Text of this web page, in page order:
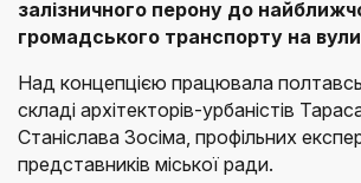
залізничного перону до
громадського транспорту на
Над концепцією працювала
складі архітекторів-урбаністів
Станіслава Зосіма, профільних
представників міської ради.